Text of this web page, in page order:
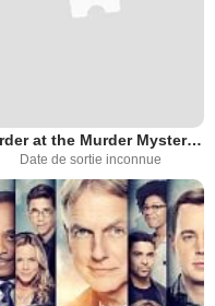
Murder at the Murder Mystery Party
Date de sortie inconnue